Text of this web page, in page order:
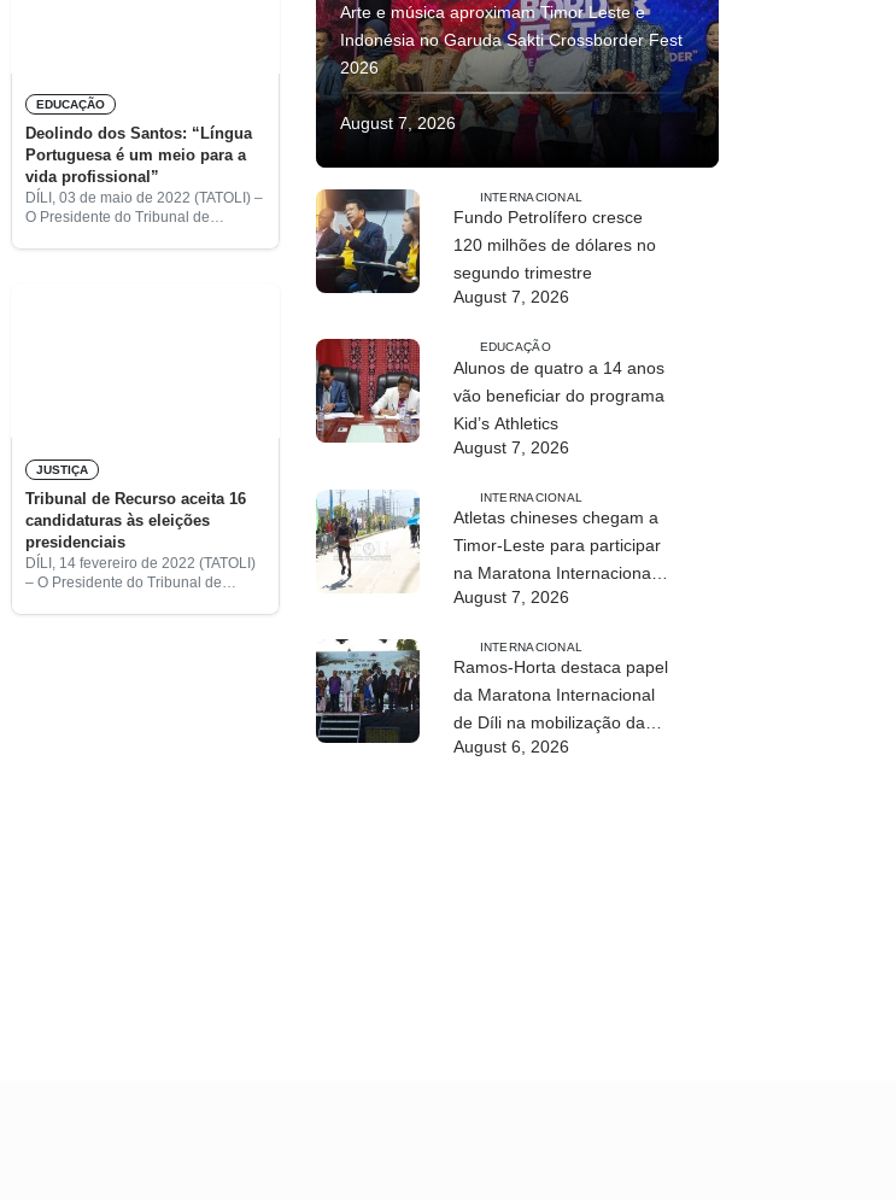
EDUCAÇÃO
Deolindo dos Santos: “Língua
Portuguesa é um meio para a
vida profissional”
DÍLI, 03 de maio de 2022 (TATOLI) –
O Presidente do Tribunal de
JUSTIÇA
Tribunal de Recurso aceita 16
candidaturas às eleições
presidenciais
DÍLI, 14 fevereiro de 2022 (TATOLI)
– O Presidente do Tribunal de
Arte e música aproximam Timor Leste e
Indonésia no Garuda Sakti Crossborder Fest
2026
August 7, 2026
INTERNACIONAL
Fundo Petrolífero cresce
120 milhões de dólares no
segundo trimestre
August 7, 2026
EDUCAÇÃO
Alunos de quatro a 14 anos
vão beneficiar do programa
Kid’s Athletics
August 7, 2026
INTERNACIONAL
Atletas chineses chegam a
Timor-Leste para participar
na Maratona Internacional
de Díli 2026
August 7, 2026
INTERNACIONAL
Ramos-Horta destaca papel
da Maratona Internacional
de Díli na mobilização da
juventude
August 6, 2026